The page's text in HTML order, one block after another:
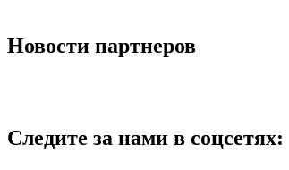
Новости партнеров
Следите за нами в соцсетях: